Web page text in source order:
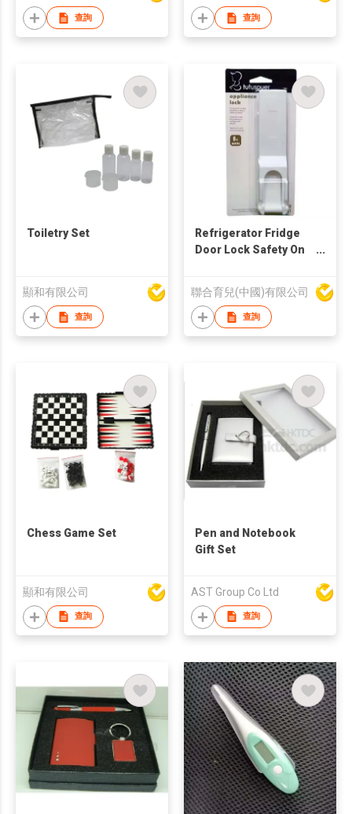
查詢 查詢
Toiletry Set
顯和有限公司
查詢
Refrigerator Fridge
Door Lock Safety On
聯合育兒(中國)有限公司
查詢
Chess Game Set
顯和有限公司
查詢
Pen and Notebook
Gift Set
AST Group Co Ltd
查詢